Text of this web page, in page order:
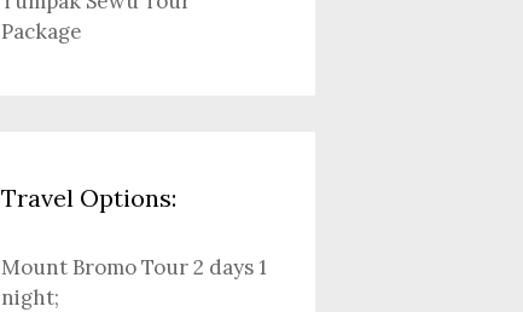
Package
Travel Options:
Mount Bromo Tour 2 days 1
night;